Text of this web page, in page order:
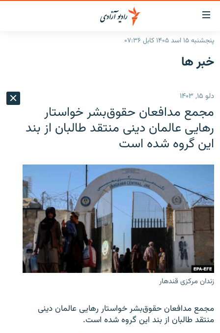
لینک‌های
قابل
دسترسی
به
بازگشت
منوی
اصلی
مراجعه
صفحه
گزارش‌ها
شرق میانه
جهان
جهان
مصاحبه‌ها
برنامه‌ها
بحران مهاجرت
'کووید-۱۹'
تماس
صفحه پشتو
Azadi English
پنجشنبه ۱۵ اسد ۱۴۰۵ کابل ۰۷:۳۶
خبر ها
دلو ۱۵, ۱۴۰۳
مجمع مدافعان حقوق‌بشر خواستار
رهایی عالمان دینی منتقد طالبان از بند
این گروه شده است
زندان مرکزی قندهار
مجمع مدافعان حقوق‌بشر خواستار رهایی عالمان دینی
منتقد طالبان از بند این گروه شده است.